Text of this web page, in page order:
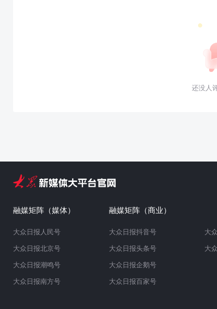
还没人
融媒矩阵（媒体）
大众日报人民号
大众日报北京号
大众日报潮鸣号
大众日报南方号
融媒矩阵（商业）
大众日报抖音号
大众日报头条号
大众日报企鹅号
大众日报百家号
大
大